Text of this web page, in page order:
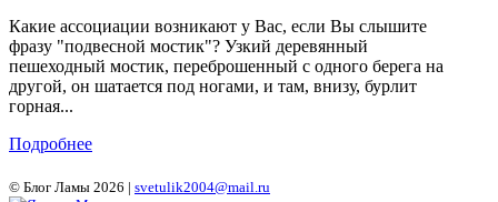
Какие ассоциации возникают у Вас, если Вы слышите
фразу "подвесной мостик"? Узкий деревянный
пешеходный мостик, переброшенный с одного берега на
другой, он шатается под ногами, и там, внизу, бурлит
горная...
Подробнее
© Блог Ламы 2026 | svetulik2004@mail.ru